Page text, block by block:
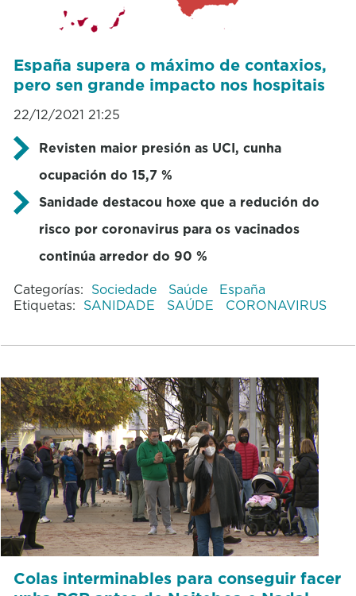
España supera o máximo de contaxios,
pero sen grande impacto nos hospitais
22/12/2021 21:25
Revisten maior presión as UCI, cunha
ocupación do 15,7 %
Sanidade destacou hoxe que a redución do
risco por coronavirus para os vacinados
continúa arredor do 90 %
Categorías: Sociedade Saúde
España
Etiquetas: SANIDADE SAÚDE CORONAVIRUS
Colas interminables para conseguir facer